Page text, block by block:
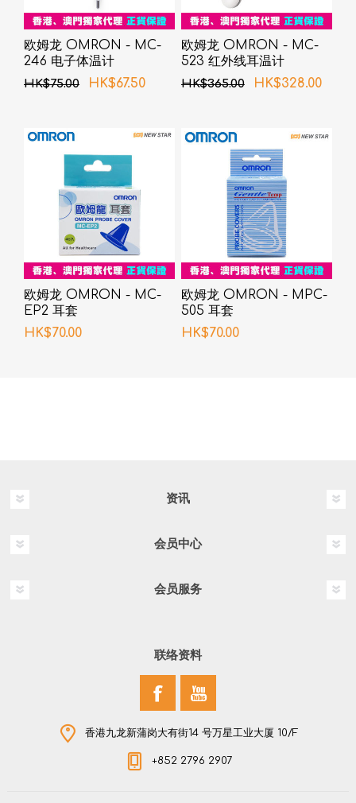
欧姆龙 OMRON - MC-
246 电子体温计
HK$75.00 HK$67.50
欧姆龙 OMRON - MC-
523 红外线耳温计
HK$365.00 HK$328.00
欧姆龙 OMRON - MC-
EP2 耳套
HK$70.00
欧姆龙 OMRON - MPC-
505 耳套
HK$70.00
资讯
会员中心
会员服务
联络资料
香港九龙新蒲岗大有街14 号万星工业大厦 10/F
+852 2796 2907